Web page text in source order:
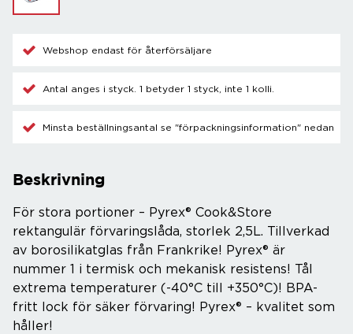
Webshop endast för återförsäljare
Antal anges i styck. 1 betyder 1 styck, inte 1 kolli.
Minsta beställningsantal se "förpackningsinformation" nedan
Beskrivning
För stora portioner – Pyrex® Cook&Store
rektangulär förvaringslåda, storlek 2,5L. Tillverkad
av borosilikatglas från Frankrike! Pyrex® är
nummer 1 i termisk och mekanisk resistens! Tål
extrema temperaturer (-40°C till +350°C)! BPA-
fritt lock för säker förvaring! Pyrex® – kvalitet som
håller!